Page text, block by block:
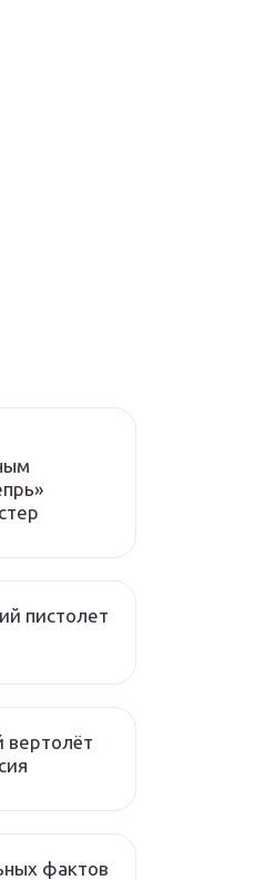
пистолет
вертолёт
фактов